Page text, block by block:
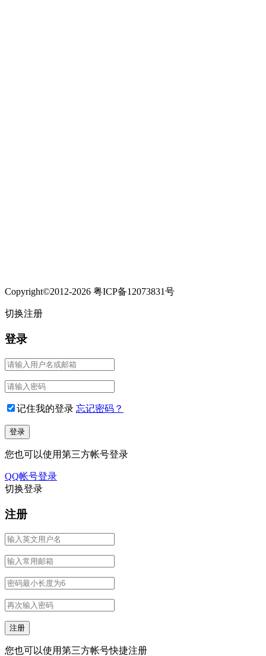
Copyright©2012-2026 粤ICP备12073831号
切换注册
登录
记住我的登录 忘记密码？
您也可以使用第三方帐号登录
QQ帐号登录
切换登录
注册
您也可以使用第三方帐号快捷注册